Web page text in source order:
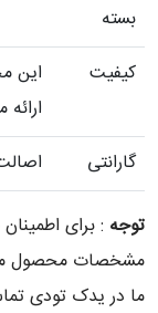
بسته
کیفیت
این
گارانتی
توجه : برای
مشخصات محصول
ما در یدک تودی